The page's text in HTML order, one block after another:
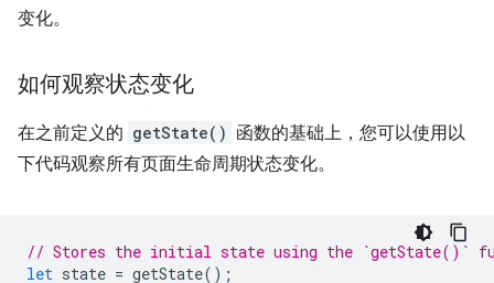
变化。
如何观察状态变化
在之前定义的 getState() 函数的基础上，您可以使用以
下代码观察所有页面生命周期状态变化。
// Stores the initial state using the `getState()`
let state = getState();